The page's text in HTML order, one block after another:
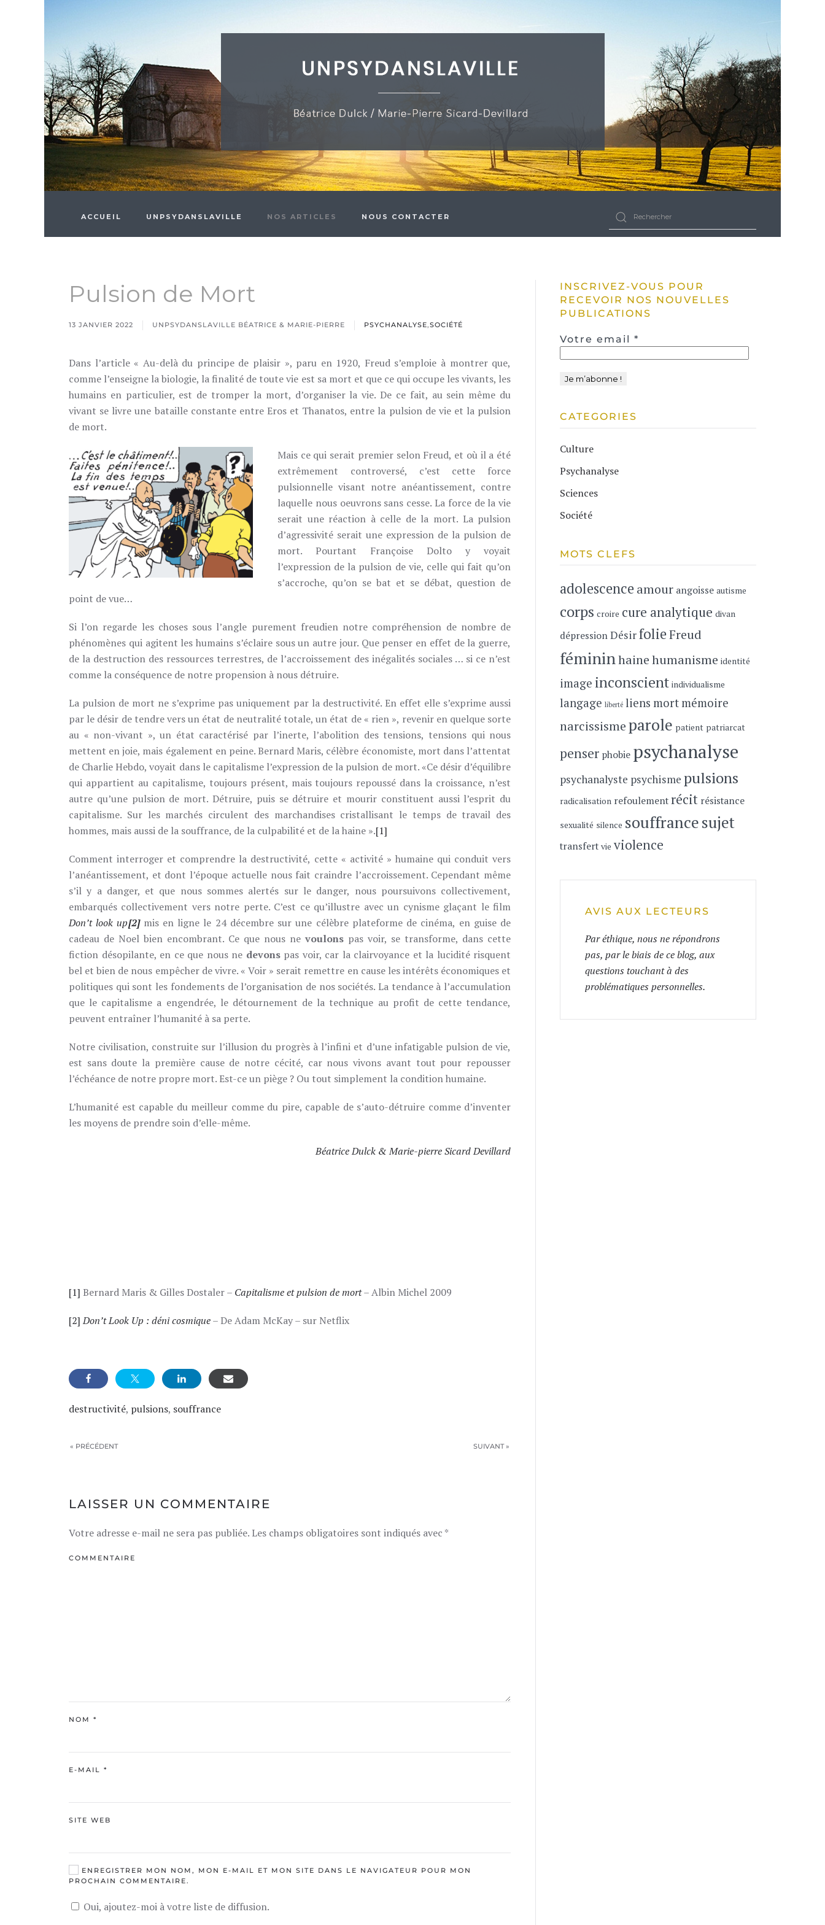
ACCUEIL UNPSYDANSLAVILLE NOS ARTICLES NOUS CONTACTER
Pulsion de Mort
13 JANVIER 2022 UNPSYDANSLAVILLE BÉATRICE & MARIE-PIERRE PSYCHANALYSE,SOCIÉTÉ
Dans l’article « Au-delà du principe de plaisir », paru en 1920, Freud s’emploie à montrer que,
comme l’enseigne la biologie, la finalité de toute vie est sa mort et que ce qui occupe les vivants, les
humains en particulier, est de tromper la mort, d’organiser la vie. De ce fait, au sein même du
vivant se livre une bataille constante entre Eros et Thanatos, entre la pulsion de vie et la pulsion
de mort.
Mais ce qui serait premier selon Freud, et où il a été
extrêmement controversé, c’est cette force
pulsionnelle visant notre anéantissement, contre
laquelle nous oeuvrons sans cesse. La force de la vie
serait une réaction à celle de la mort. La pulsion
d’agressivité serait une expression de la pulsion de
mort. Pourtant Françoise Dolto y voyait
l’expression de la pulsion de vie, celle qui fait qu’on
s’accroche, qu’on se bat et se débat, question de
point de vue…
Si l’on regarde les choses sous l’angle purement freudien notre compréhension de nombre de
phénomènes qui agitent les humains s’éclaire sous un autre jour. Que penser en effet de la guerre,
de la destruction des ressources terrestres, de l’accroissement des inégalités sociales … si ce n’est
comme la conséquence de notre propension à nous détruire.
La pulsion de mort ne s’exprime pas uniquement par la destructivité. En effet elle s’exprime aussi
par le désir de tendre vers un état de neutralité totale, un état de « rien », revenir en quelque sorte
au « non-vivant », un état caractérisé par l’inerte, l’abolition des tensions, tensions qui nous
mettent en joie, mais également en peine. Bernard Maris, célèbre économiste, mort dans l’attentat
de Charlie Hebdo, voyait dans le capitalisme l’expression de la pulsion de mort. «Ce désir d’équilibre
qui appartient au capitalisme, toujours présent, mais toujours repoussé dans la croissance, n’est
autre qu’une pulsion de mort. Détruire, puis se détruire et mourir constituent aussi l’esprit du
capitalisme. Sur les marchés circulent des marchandises cristallisant le temps de travail des
hommes, mais aussi de la souffrance, de la culpabilité et de la haine ».[1]
Comment interroger et comprendre la destructivité, cette « activité » humaine qui conduit vers
l’anéantissement, et dont l’époque actuelle nous fait craindre l’accroissement. Cependant même
s’il y a danger, et que nous sommes alertés sur le danger, nous poursuivons collectivement,
embarqués collectivement vers notre perte. C’est ce qu’illustre avec un cynisme glaçant le film
Don’t look up[2]mis en ligne le 24 décembre sur une célèbre plateforme de cinéma, en guise de
cadeau de Noel bien encombrant. Ce que nous nevoulons pas voir, se transforme, dans cette
fiction désopilante, en ce que nous ne devonspas voir, car la clairvoyance et la lucidité risquent
bel et bien de nous empêcher de vivre. « Voir » serait remettre en cause les intérêts économiques et
politiques qui sont les fondements de l’organisation de nos sociétés. La tendance à l’accumulation
que le capitalisme a engendrée, le détournement de la technique au profit de cette tendance,
peuvent entraîner l’humanité à sa perte.
Notre civilisation, construite sur l’illusion du progrès à l’infini et d’une infatigable pulsion de vie,
est sans doute la première cause de notre cécité, car nous vivons avant tout pour repousser
l’échéance de notre propre mort. Est-ce un piège ? Ou tout simplement la condition humaine.
L’humanité est capable du meilleur comme du pire, capable de s’auto-détruire comme d’inventer
les moyens de prendre soin d’elle-même.
Béatrice Dulck & Marie-pierre Sicard Devillard
[1] Bernard Maris & Gilles Dostaler – Capitalisme et pulsion de mort– Albin Michel 2009
[2] Don’t Look Up : déni cosmique– De Adam McKay – sur Netflix
destructivité, pulsions, souffrance
« PRÉCÉDENT SUIVANT »
LAISSER UN COMMENTAIRE
Votre adresse e-mail ne sera pas publiée. Les champs obligatoires sont indiqués avec *
COMMENTAIRE
NOM *
E-MAIL *
SITE WEB
ENREGISTRER MON NOM, MON E-MAIL ET MON SITE DANS LE NAVIGATEUR POUR MON
PROCHAIN COMMENTAIRE.
Oui, ajoutez-moi à votre liste de diffusion.
INSCRIVEZ-VOUS POUR
RECEVOIR NOS NOUVELLES
PUBLICATIONS
Votre email*
CATEGORIES
Culture
Psychanalyse
Sciences
Société
MOTS CLEFS
adolescenceamour angoisse autisme
corps croire cure analytique divan
dépressionDésirfolieFreud
fémininhainehumanisme identité
image inconscient individualisme
langage liberté liens mortmémoire
narcissismeparole patient patriarcat
penser phobie psychanalyse
psychanalyste psychisme pulsions
radicalisation refoulementrécit résistance
sexualité silence souffrancesujet
transfert vie violence
AVIS AUX LECTEURS
Par éthique, nous ne répondrons
pas, par le biais de ce blog, aux
questions touchant à des
problématiques personnelles.